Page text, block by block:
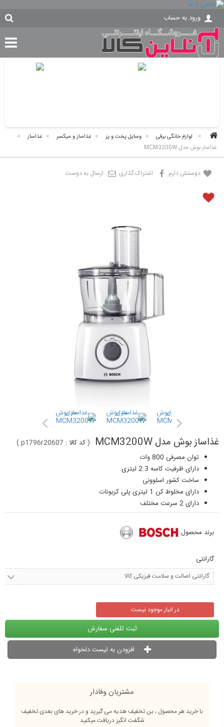
ورود به حساب
> لوازم خانگی برقی > وسایل پخت و پز > غذاساز و میکسر > غذاساز
>
غذاساز بوش مدل MCM3200W
دوستش دارم اشتراک گذاری ارسال به دوست
غذاساز بوش مدل MCM3200W (کد کالا : p1796r20607
)
توان مصرفی 800 وات
دارای ظرفیت کاسه 2.3 لیتری
ساخت کشور اسلوونی
دارای مخلوط کن 1 لیتری پلی کربونات
دارای 2 سرعت مختلف
برند محصول
گارانتی
گارانتی اصالت و سلامت فیزیکی کالا
در انبار موجود نیست
ثبت تلفنی سفارش
افزودن به لیست دلخواه
مشتریان وفادار
با خرید هر محصول ، بن تخفیف هدیه می گیرید و در خرید های بعدی تخفیف
شگفت انگیز دریافت میکنید